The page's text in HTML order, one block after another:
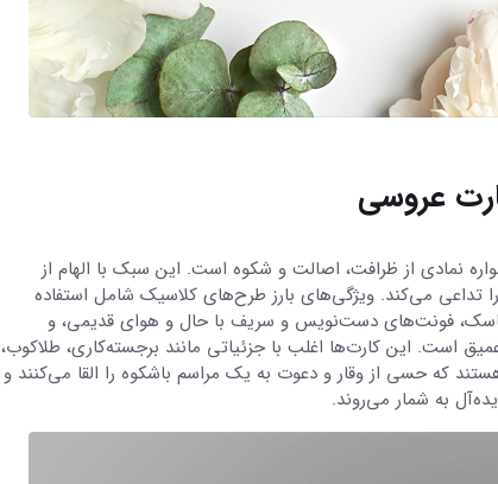
عروسی
نمادی از ظرافت، اصالت و شکوه است. این سبک با الهام از
می‌کند. ویژگی‌های بارز طرح‌های کلاسیک شامل استفاده
فونت‌های دست‌نویس و سریف با حال و هوای قدیمی، و
است. این کارت‌ها اغلب با جزئیاتی مانند برجسته‌کاری، طلاکوب،
که حسی از وقار و دعوت به یک مراسم باشکوه را القا می‌کنند و
به شمار می‌روند.